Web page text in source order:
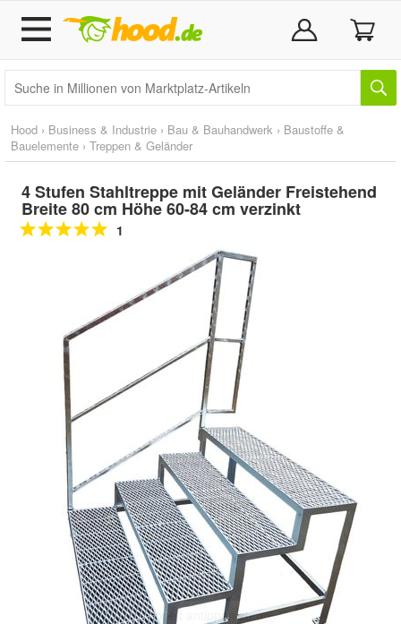
Hood › Business & Industrie › Bau & Bauhandwerk › Baustoffe &
Bauelemente › Treppen & Geländer
4 Stufen Stahltreppe mit Geländer Freistehend
Breite 80 cm Höhe 60-84 cm verzinkt
1
Doppelt antippen zum